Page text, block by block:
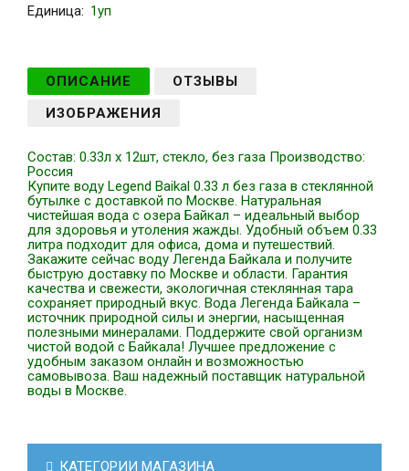
Единица: 1уп
ОПИСАНИЕ
ОТЗЫВЫ
ИЗОБРАЖЕНИЯ
Состав: 0.33л x 12шт, стекло, без газа Производство:
Россия
Купите воду Legend Baikal 0.33 л без газа в стеклянной
бутылке с доставкой по Москве. Натуральная
чистейшая вода с озера Байкал – идеальный выбор
для здоровья и утоления жажды. Удобный объем 0.33
литра подходит для офиса, дома и путешествий.
Закажите сейчас воду Легенда Байкала и получите
быструю доставку по Москве и области. Гарантия
качества и свежести, экологичная стеклянная тара
сохраняет природный вкус. Вода Легенда Байкала –
источник природной силы и энергии, насыщенная
полезными минералами. Поддержите свой организм
чистой водой с Байкала! Лучшее предложение с
удобным заказом онлайн и возможностью
самовывоза. Ваш надежный поставщик натуральной
воды в Москве.
КАТЕГОРИИ МАГАЗИНА